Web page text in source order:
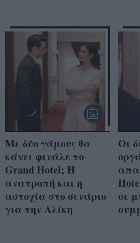
Με δύο γάμους θα
κάνει φινάλε το
Grand Hotel; Η
ανατροπή και η
αστοχία στο σενάριο
για την Αλίκη
Οι
σε